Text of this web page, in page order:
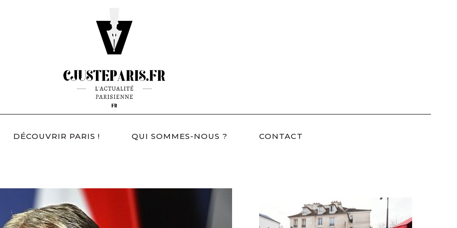
DÉCOUVRIR PARIS ! QUI SOMMES-NOUS ? CONTACT